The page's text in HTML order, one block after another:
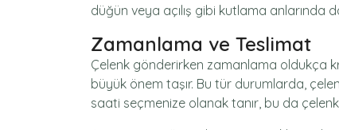
düğün veya açılış gibi kutlama anlarında
Zamanlama ve Teslimat
Çelenk gönderirken zamanlama oldukça
büyük önem taşır. Bu tür durumlarda,
saati seçmenize olanak tanır, bu da